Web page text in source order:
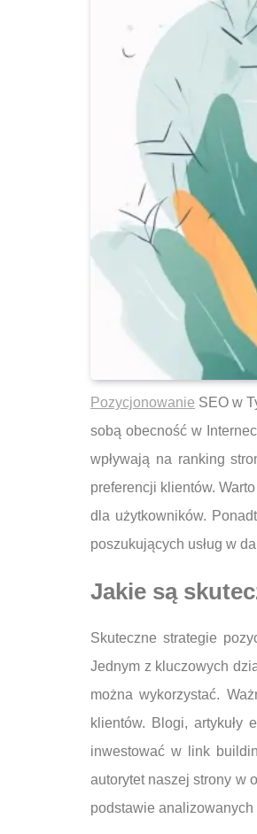
Pozycjonowanie SEO w
sobą obecność w
wpływają na ranking
preferencji klientów.
dla użytkowników.
poszukujących usług w
Jakie są
Skuteczne strategie
Jednym z kluczowych
można wykorzystać.
klientów. Blogi, artykuły
inwestować w link
autorytet naszej strony w
podstawie analizowanych